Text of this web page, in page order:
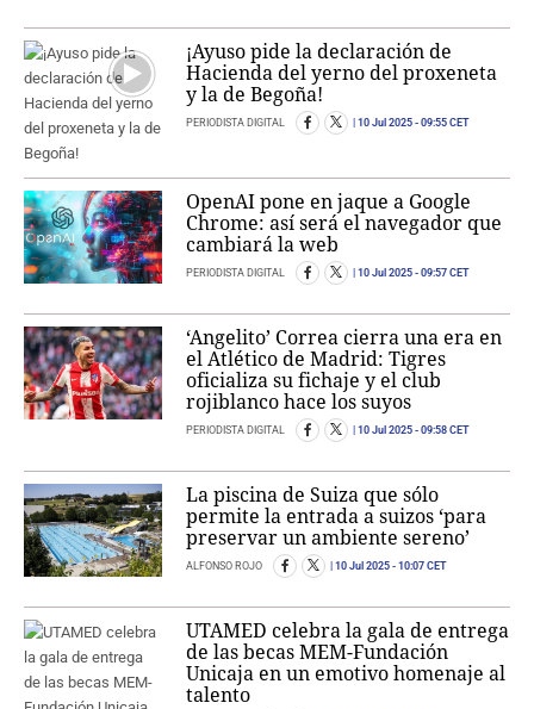
¡Ayuso pide la declaración de
Hacienda del yerno del proxeneta
y la de Begoña!
PERIODISTA DIGITAL 10 Jul 2025 - 09:55 CET
OpenAI pone en jaque a Google
Chrome: así será el navegador que
cambiará la web
PERIODISTA DIGITAL 10 Jul 2025 - 09:57 CET
‘Angelito’ Correa cierra una era en
el Atlético de Madrid: Tigres
oficializa su fichaje y el club
rojiblanco hace los suyos
PERIODISTA DIGITAL 10 Jul 2025 - 09:58 CET
La piscina de Suiza que sólo
permite la entrada a suizos ‘para
preservar un ambiente sereno’
ALFONSO ROJO 10 Jul 2025 - 10:07 CET
UTAMED celebra la gala de entrega
de las becas MEM-Fundación
Unicaja en un emotivo homenaje al
talento